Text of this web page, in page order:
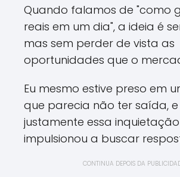
Quando falamos de "como
reais em um dia", a ideia é
mas sem perder de vista as
oportunidades que o
Eu mesmo estive preso em
que parecia não ter saída,
justamente essa
impulsionou a buscar
CONTINUA DEPOIS DA